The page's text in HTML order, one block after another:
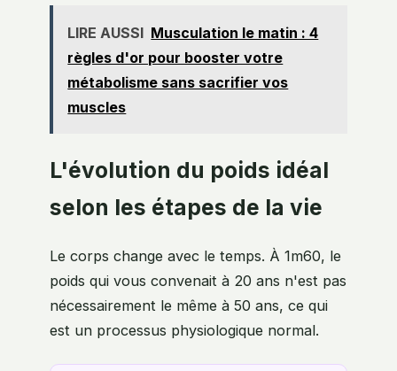
LIRE AUSSI Musculation le matin : 4
règles d'or pour booster votre
métabolisme sans sacrifier vos
muscles
L'évolution du poids idéal
selon les étapes de la vie
Le corps change avec le temps. À 1m60, le
poids qui vous convenait à 20 ans n'est pas
nécessairement le même à 50 ans, ce qui
est un processus physiologique normal.